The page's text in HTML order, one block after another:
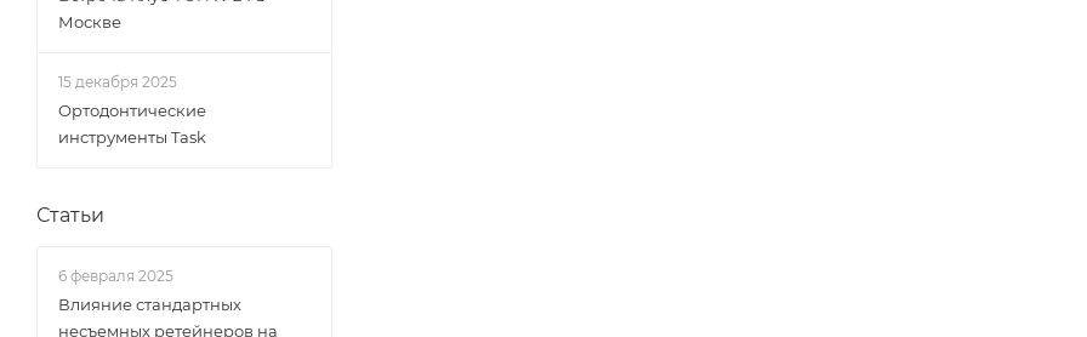
Москве
15 декабря 2025
Ортодонтические
инструменты Task
Статьи
6 февраля 2025
Влияние стандартных
несъемных ретейнеров на